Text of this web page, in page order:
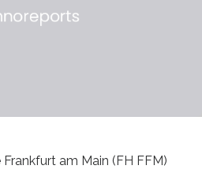
am Main (FH FFM)